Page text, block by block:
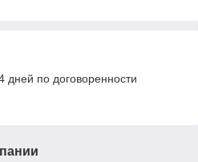
дней по договоренности